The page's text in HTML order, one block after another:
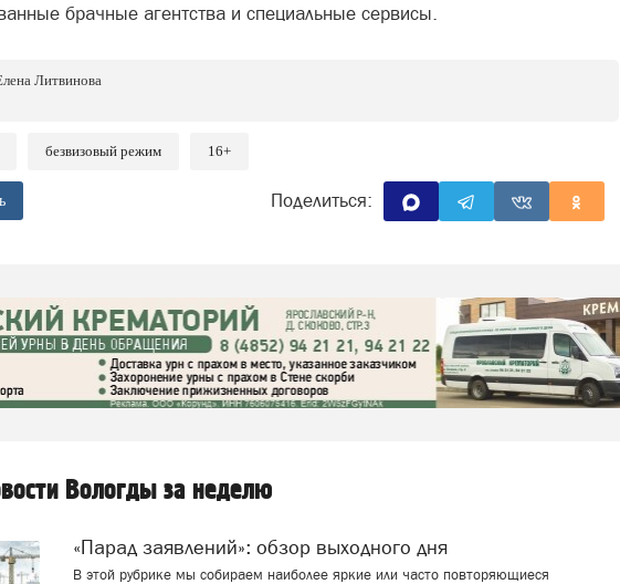
брачные агентства и специальные сервисы.
Литвинова
безвизовый режим 16+
Поделиться:
Вологды за неделю
«Парад заявлений»: обзор выходного дня
В этой рубрике мы собираем наиболее яркие или часто повторяющиеся